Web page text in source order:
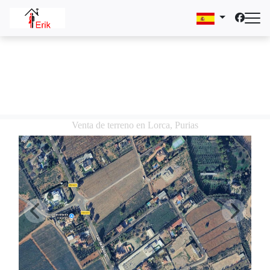
Venta de terreno en Lorca, Purias